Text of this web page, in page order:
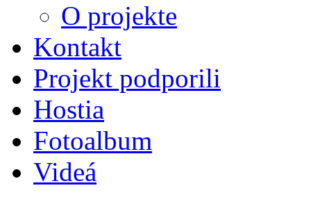
O projekte
Kontakt
Projekt podporili
Hostia
Fotoalbum
Videá